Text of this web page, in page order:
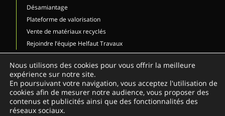
Désamiantage
Plateforme de valorisation
Vente de matériaux recyclés
Rejoindre l’équipe Helfaut Travaux
NOUS CONTACTER
03 21 12 73 80
Demander un devis
Nous utilisons des cookies pour vous offrir la meilleure
expérience sur notre site.
En poursuivant votre navigation, vous acceptez l'utilisation de
cookies afin de mesurer notre audience, vous proposer des
contenus et publicités ainsi que des fonctionnalités des
réseaux sociaux.